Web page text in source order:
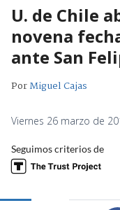
U. de Chile
novena
ante San
PorMiguel Cajas
Viernes 26 marzo de
Seguimos criterios de